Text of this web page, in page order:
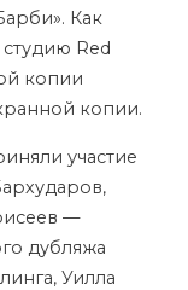
Как
Red
копии
копии.
участие
—
дубляжа
Уилла